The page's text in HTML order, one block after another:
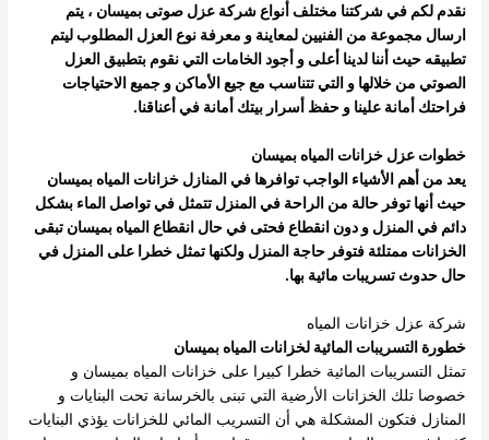
نقدم لكم في شركتنا مختلف أنواع شركة عزل صوتى بميسان ، يتم
ارسال مجموعة من الفنيين لمعاينة و معرفة نوع العزل المطلوب ليتم
تطبيقه حيث أننا لدينا أعلى و أجود الخامات التي نقوم بتطبيق العزل
الصوتي من خلالها و التي تتناسب مع جيع الأماكن و جميع الاحتياجات
فراحتك أمانة علينا و حفظ أسرار بيتك أمانة في أعناقنا.
خطوات عزل خزانات المياه بميسان
يعد من أهم الأشياء الواجب توافرها في المنازل خزانات المياه بميسان
حيث أنها توفر حالة من الراحة في المنزل تتمثل في تواصل الماء بشكل
دائم في المنزل و دون انقطاع فحتى في حال انقطاع المياه بميسان تبقى
الخزانات ممتلئة فتوفر حاجة المنزل ولكنها تمثل خطرا على المنزل في
حال حدوث تسريبات مائية بها.
شركة عزل خزانات المياه
خطورة التسريبات المائية لخزانات المياه بميسان
تمثل التسريبات المائية خطرا كبيرا على خزانات المياه بميسان و
خصوصا تلك الخزانات الأرضية التي تبنى بالخرسانة تحت البنايات و
المنازل فتكون المشكلة هي أن التسريب المائي للخزانات يؤذي البنايات